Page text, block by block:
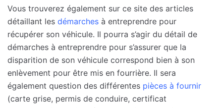
Vous trouverez également sur ce site des articles
détaillant les démarches à entreprendre pour
récupérer son véhicule. Il pourra s’agir du détail de
démarches à entreprendre pour s’assurer que la
disparition de son véhicule correspond bien à son
enlèvement pour être mis en fourrière. Il sera
également question des différentes pièces à fournir
(carte grise, permis de conduire, certificat